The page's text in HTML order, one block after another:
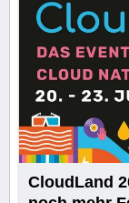
CloudLand